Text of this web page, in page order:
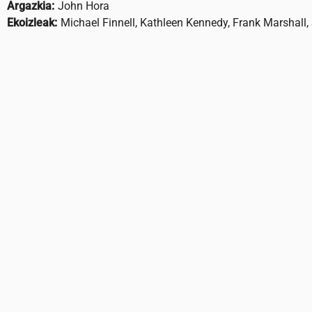
Argazkia: John Hora
Ekoizleak: Michael Finnell, Kathleen Kennedy, Frank Marshall,